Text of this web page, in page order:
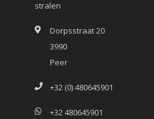
stralen
Dorpsstraat 20
3990
Peer
+32 (0) 480645901
+32 480645901